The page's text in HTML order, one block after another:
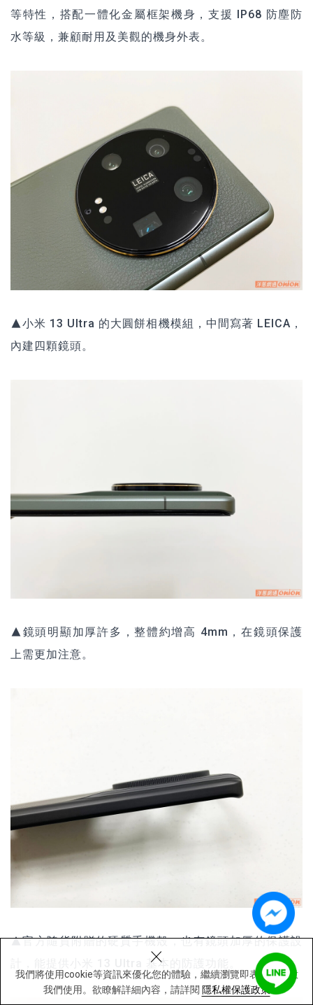
我們將使用cookie等資訊來優化您的體驗，繼續瀏覽即表示您同意
我們使用。欲瞭解詳細內容，請詳閱 隱私權保護政策
×
等特性，搭配一體化金屬框架機身，支援 IP68 防塵防
水等級，兼顧耐用及美觀的機身外表。
▲小米 13 Ultra 的大圓餅相機模組，中間寫著 LEICA，
內建四顆鏡頭。
▲鏡頭明顯加厚許多，整體約增高 4mm，在鏡頭保護
上需更加注意。
▲官方隨貨附贈的硬質手機殼，也有鏡頭加厚的保護設
計，能提供小米 13 Ultra 基本的防護功能。